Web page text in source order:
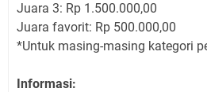
Juara 3: Rp 1.500.000,00
Juara favorit: Rp 500.000,00
*Untuk masing-masing kategori
Informasi: